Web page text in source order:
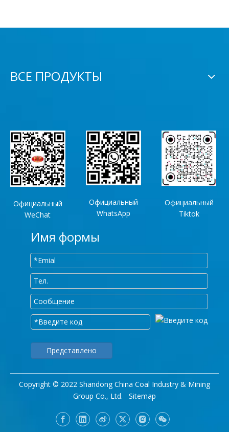
ВСЕ ПРОДУКТЫ
Официальный
WeChat
Официальный
WhatsApp
Официальный
Tiktok
Имя формы
Представлено
Copyright © 2022 Shandong China Coal Industry & Mining
Group Co., Ltd. Sitemap